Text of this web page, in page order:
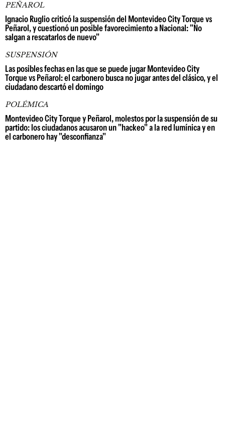
PEÑAROL
Ignacio Ruglio criticó la suspensión del Montevideo City Torque vs
Peñarol, y cuestionó un posible favorecimiento a Nacional: "No
salgan a rescatarlos de nuevo"
SUSPENSIÓN
Las posibles fechas en las que se puede jugar Montevideo City
Torque vs Peñarol: el carbonero busca no jugar antes del clásico, y el
ciudadano descartó el domingo
POLÉMICA
Montevideo City Torque y Peñarol, molestos por la suspensión de su
partido: los ciudadanos acusaron un "hackeo" a la red lumínica y en
el carbonero hay "desconfianza"